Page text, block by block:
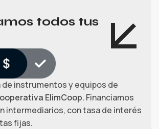
todos tus
de instrumentos y equipos de
ElimCoop. Financiamos
intermediarios, con tasa de interés
fijas.